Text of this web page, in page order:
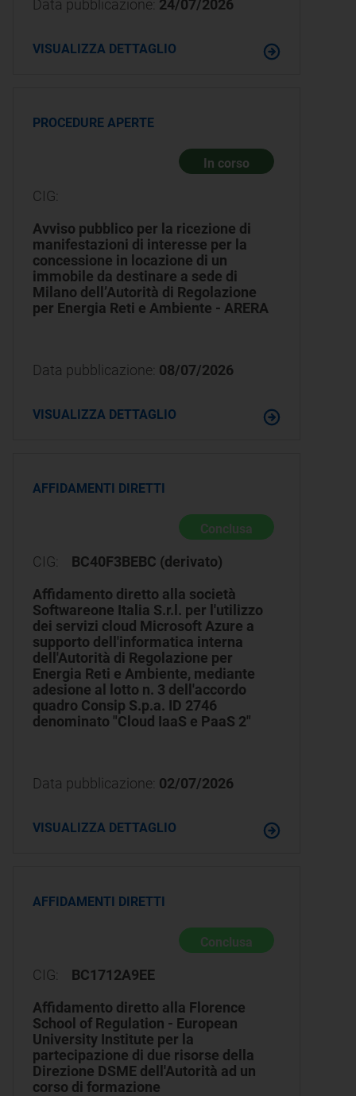
Data pubblicazione: 24/07/2026
VISUALIZZA DETTAGLIO
PROCEDURE APERTE
In corso
CIG:
Avviso pubblico per la ricezione di
manifestazioni di interesse per la
concessione in locazione di un
immobile da destinare a sede di
Milano dell’Autorità di Regolazione
per Energia Reti e Ambiente - ARERA
Data pubblicazione: 08/07/2026
VISUALIZZA DETTAGLIO
AFFIDAMENTI DIRETTI
Conclusa
CIG:
BC40F3BEBC (derivato)
Affidamento diretto alla società
Softwareone Italia S.r.l. per l'utilizzo
dei servizi cloud Microsoft Azure a
supporto dell'informatica interna
dell'Autorità di Regolazione per
Energia Reti e Ambiente, mediante
adesione al lotto n. 3 dell'accordo
quadro Consip S.p.a. ID 2746
denominato "Cloud IaaS e PaaS 2"
Data pubblicazione: 02/07/2026
VISUALIZZA DETTAGLIO
AFFIDAMENTI DIRETTI
Conclusa
CIG:
BC1712A9EE
Affidamento diretto alla Florence
School of Regulation - European
University Institute per la
partecipazione di due risorse della
Direzione DSME dell'Autorità ad un
corso di formazione